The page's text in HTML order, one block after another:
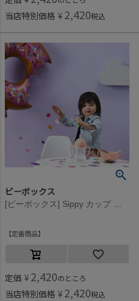
当店特別価格 ¥ 2,420税込
ビーボックス
[ビーボックス] Sippy カップ ジェラートシリーズ(240ml) トゥッティフルッティ
定番商品
定価 ¥ 2,420のところ
当店特別価格 ¥ 2,420税込